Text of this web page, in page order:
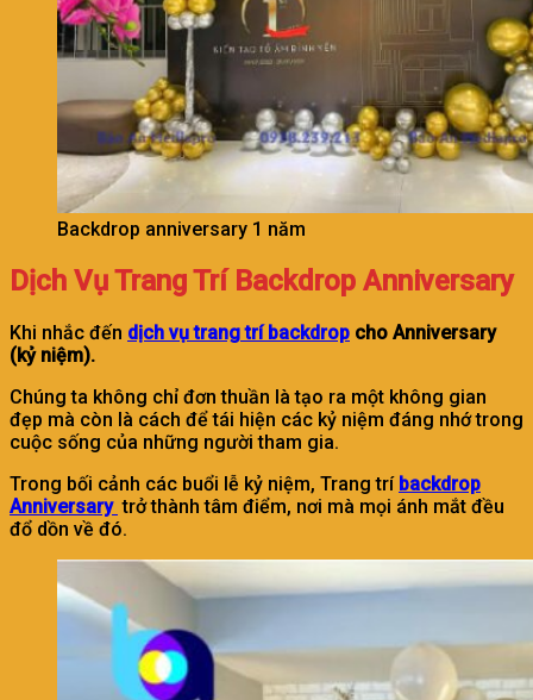
Backdrop anniversary 1 năm
Dịch Vụ Trang Trí Backdrop Anniversary
Khi nhắc đến dịch vụ trang trí backdrop cho Anniversary
(kỷ niệm).
Chúng ta không chỉ đơn thuần là tạo ra một không gian
đẹp mà còn là cách để tái hiện các kỷ niệm đáng nhớ trong
cuộc sống của những người tham gia.
Trong bối cảnh các buổi lễ kỷ niệm, Trang trí backdrop
Anniversary trở thành tâm điểm, nơi mà mọi ánh mắt đều
đổ dồn về đó.